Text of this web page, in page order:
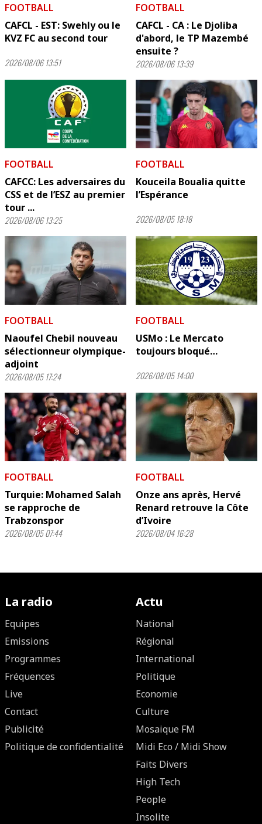
FOOTBALL
CAFCL - EST: Swehly ou le
KVZ FC au second tour
2026/08/06 13:51
FOOTBALL
CAFCL - CA : Le Djoliba
d'abord, le TP Mazembé
ensuite ?
2026/08/06 13:39
FOOTBALL
CAFCC: Les adversaires du
CSS et de l’ESZ au premier
tour ...
2026/08/06 13:25
FOOTBALL
Kouceila Boualia quitte
l’Espérance
2026/08/05 18:18
FOOTBALL
Naoufel Chebil nouveau
sélectionneur olympique-
adjoint
2026/08/05 17:24
FOOTBALL
USMo : Le Mercato
toujours bloqué…
2026/08/05 14:00
FOOTBALL
Turquie: Mohamed Salah
se rapproche de
Trabzonspor
2026/08/05 07:44
FOOTBALL
Onze ans après, Hervé
Renard retrouve la Côte
d’Ivoire
2026/08/04 16:28
La radio
Equipes
Emissions
Programmes
Fréquences
Live
Contact
Publicité
Politique de confidentialité
Actu
National
Régional
International
Politique
Economie
Culture
Mosaique FM
Midi Eco / Midi Show
Faits Divers
High Tech
People
Insolite